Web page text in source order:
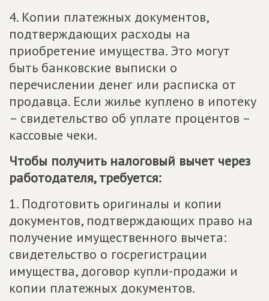
4. Копии платежных документов,
подтверждающих расходы на
приобретение имущества. Это могут
быть банковские выписки о
перечислении денег или расписка от
продавца. Если жилье куплено в ипотеку
– свидетельство об уплате процентов –
кассовые чеки.
Чтобы получить налоговый вычет через
работодателя, требуется:
1. Подготовить оригиналы и копии
документов, подтверждающих право на
получение имущественного вычета:
свидетельство о госрегистрации
имущества, договор купли-продажи и
копии платежных документов.